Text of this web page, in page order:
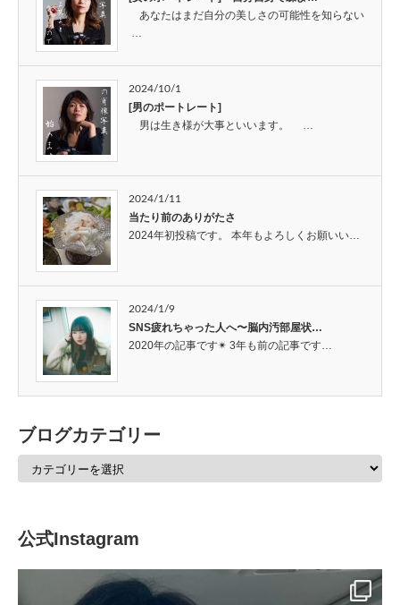
あなたはまだ自分の美しさの可能性を知らない
…
2024/10/1
[男のポートレート]
男は生き様が大事といいます。 …
2024/1/11
当たり前のありがたさ
2024年初投稿です。 本年もよろしくお願いい…
2024/1/9
SNS疲れちゃった人へ〜脳内汚部屋状…
2020年の記事です✴︎ 3年も前の記事です…
ブログカテゴリー
公式Instagram